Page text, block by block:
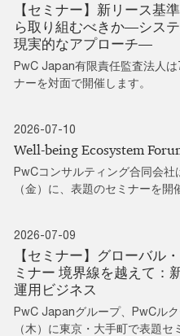
【セミナー】新リース基
ら取り組むべきか―シス
現実的なアプローチ―
PwC Japan有限責任監査法人
ナーを対面で開催します。
2026-07-10
Well-being Ecosystem
PwCコンサルティング合同会社
（金）に、表題のセミナーを開
2026-07-09
【セミナー】グローバル
ミナー 境界線を越えて：
運用ビジネス
PwC Japanグループ、PwCル
（木）に東京・大手町で表題セ